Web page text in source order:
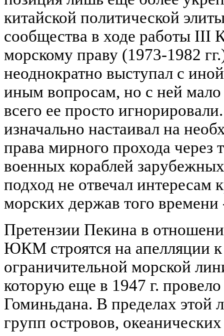
китайской политической
сообщества в ходе работы
морскому праву (1973-1982
неоднократно выступал с
иным вопросам, но с ней мало
всего ее просто
изначально настаивал на
права мирного прохода через
военных кораблей
подход не отвечал
морских держав того
Претензии Пекина в
ЮКМ строятся на апелляции
ограничительной морской
которую еще в 1947 г. провело
Гоминьдана. В пределах этой
групп островов,